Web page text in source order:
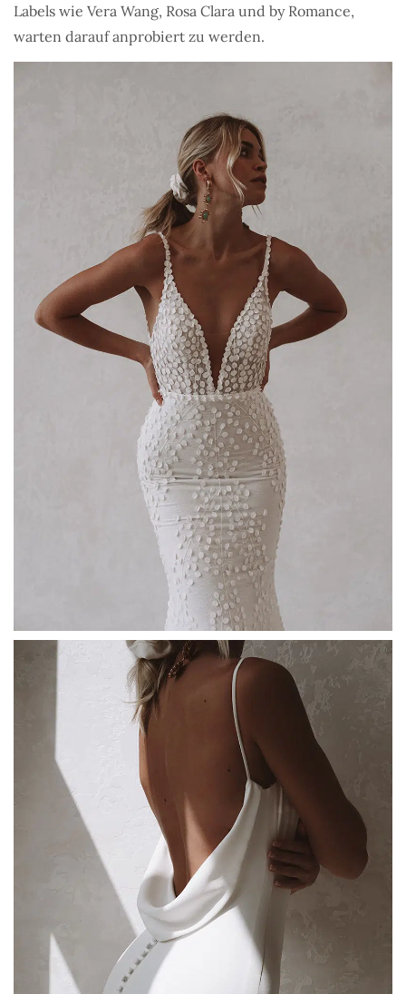
Labels wie Vera Wang, Rosa Clara und by Romance,
warten darauf anprobiert zu werden.